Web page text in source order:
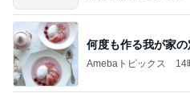
何度も作る我が家
Amebaトピックス 14